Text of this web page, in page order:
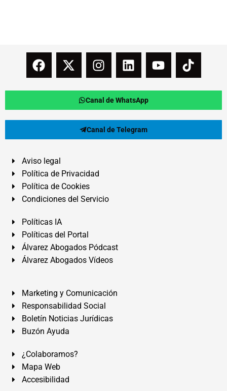
Canal de WhatsApp
Canal de Telegram
Aviso legal
Política de Privacidad
Política de Cookies
Condiciones del Servicio
Políticas IA
Políticas del Portal
Álvarez Abogados Pódcast
Álvarez Abogados Vídeos
Marketing y Comunicación
Responsabilidad Social
Boletín Noticias Jurídicas
Buzón Ayuda
¿Colaboramos?
Mapa Web
Accesibilidad